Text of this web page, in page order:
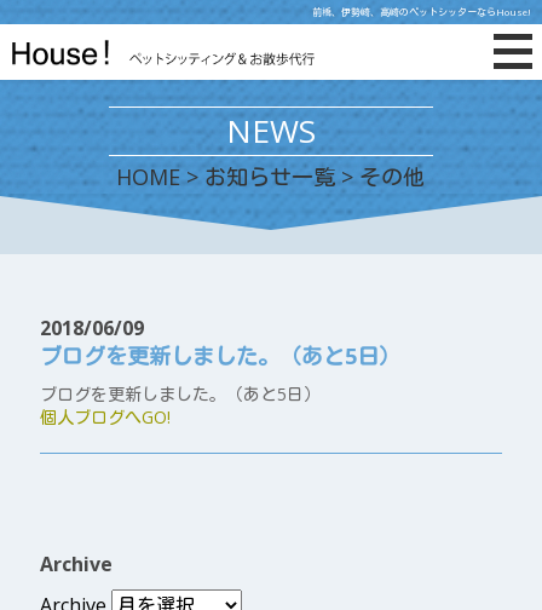
前橋、伊勢崎、高崎のペットシッターならHouse!
NEWS
HOME>お知らせ一覧 > その他
2018/06/09
ブログを更新しました。（あと5日）
ブログを更新しました。（あと5日）
個人ブログへGO!
Archive